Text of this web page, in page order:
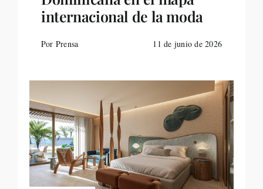
internacional de la moda
Por Prensa 11 de junio de 2026